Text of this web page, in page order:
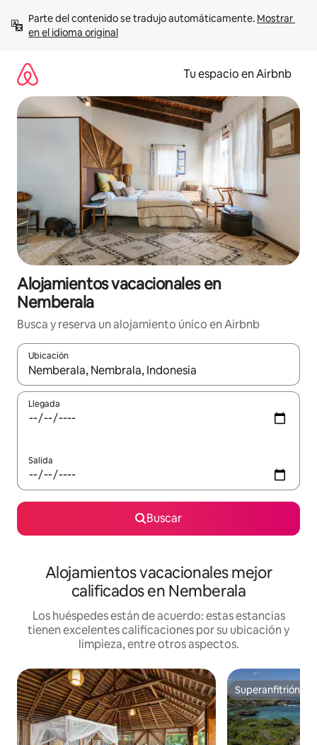
contenido
Parte del contenido se tradujo automáticamente. Mostrar
en el idioma original
Tu espacio en Airbnb
Alojamientos vacacionales en
Nemberala
Busca y reserva un alojamiento único en Airbnb
Ubicación
Cuando los resultados estén disponibles, podrás navegar
Llegada
Salida
Buscar
Alojamientos vacacionales mejor
calificados en Nemberala
Los huéspedes están de acuerdo: estas estancias
tienen excelentes calificaciones por su ubicación y
limpieza, entre otros aspectos.
Superanfitrión
Superanfitrión